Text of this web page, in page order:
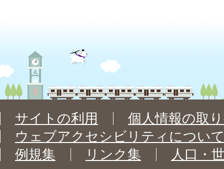
サイトの利用
個人情報の取
ウェブアクセシビリティについ
例規集
リンク集 人口・